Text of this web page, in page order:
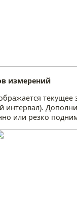
измерений
текущее
интервал).
или резко